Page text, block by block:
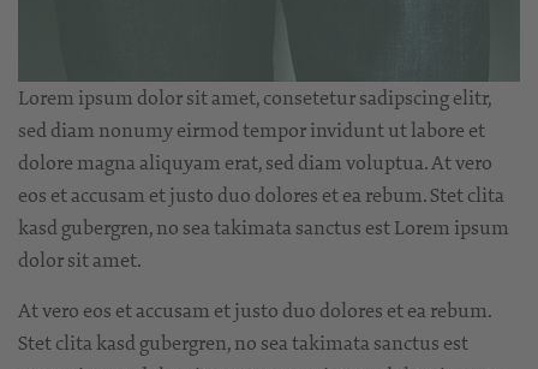
Lorem ipsum dolor sit amet, consetetur sadipscing elitr,
sed diam nonumy eirmod tempor invidunt ut labore et
dolore magna aliquyam erat, sed diam voluptua. At vero
eos et accusam et justo duo dolores et ea rebum. Stet clita
kasd gubergren, no sea takimata sanctus est Lorem ipsum
dolor sit amet.
At vero eos et accusam et justo duo dolores et ea rebum.
Stet clita kasd gubergren, no sea takimata sanctus est